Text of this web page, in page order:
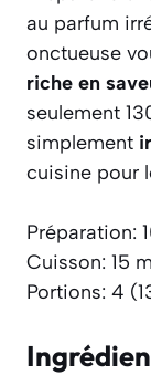
au parfum
onctueuse
riche en
seulement
simplement
cuisine pour
Préparation:
Cuisson: 15
Portions: 4